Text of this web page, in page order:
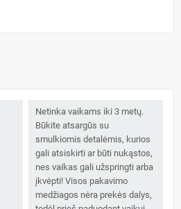
Netinka vaikams iki 3 metų.
Būkite atsargūs su
smulkiomis detalėmis, kurios
gali atsiskirti ar būti nukąstos,
nes vaikas gali užspringti arba
įkvėpti! Visos pakavimo
medžiagos nėra prekės dalys,